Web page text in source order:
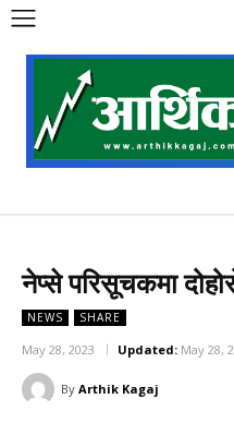
नेप्से परिसूचकमा
NEWS SHARE
May 28, 2023 Updated: May 28,
By Arthik Kagaj